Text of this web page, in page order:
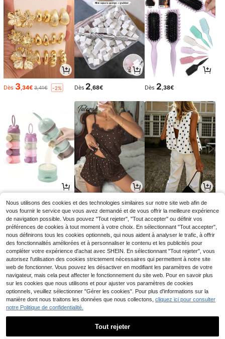
1
Dès 3,34€ 3,41€ -2% Dès 2 ,68€ Dès 2 ,38€
Dès5 ,78€ 11,87€ 10 ,39€ 10,49€
Nous utilisons des cookies et des technologies similaires sur notre site web afin de
vous fournir le service que vous avez demandé et de vous offrir la meilleure expérience
de navigation possible. Vous pouvez "Tout rejeter", "Tout accepter" ou définir vos
préférences de cookies à tout moment à votre choix. En sélectionnant "Tout accepter",
nous définirons tous les cookies optionnels, qui nous aident à analyser le trafic, à offrir
des fonctionnalités améliorées et à personnaliser le contenu et les publicités pour
compléter votre expérience d'achat avec SHEIN. En sélectionnant "Tout rejeter", vous
autorisez l'utilisation des cookies strictement nécessaires qui permettent à notre site
web de fonctionner. Vous pouvez les désactiver en modifiant les paramètres de votre
navigateur, mais cela peut affecter le fonctionnement du site web. Pour en savoir plus
sur les cookies que nous utilisons et pour ajuster vos paramètres de cookies
optionnels, veuillez sélectionner "Gérer les cookies". Pour plus d'informations sur la
manière dont nous traitons les données que nous collectons, cliquez ici pour consulter
notre Politique de confidentialité.
Tout rejeter